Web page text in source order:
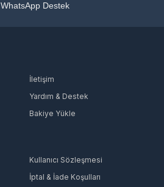
WhatsApp Destek
İletişim
Yardım & Destek
Bakiye Yükle
Kullanıcı Sözleşmesi
İptal & İade Koşulları